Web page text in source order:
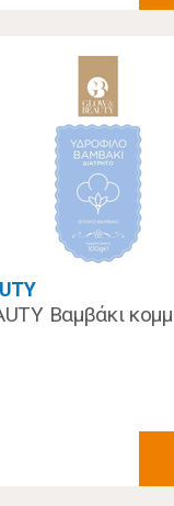
Βαμβάκι